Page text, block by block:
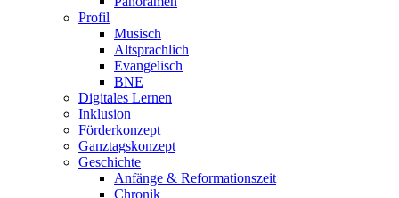
Profil
Musisch
Altsprachlich
Evangelisch
BNE
Digitales Lernen
Inklusion
Förderkonzept
Ganztagskonzept
Geschichte
Anfänge & Reformationszeit
Chronik